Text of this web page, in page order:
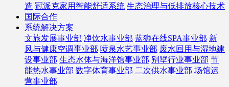
造 冠派克家用智能舒适系统 生态治理与低排放核心技术
国际合作
系统解决方案
文旅发展事业部 净饮水事业部 蓝狮在线SPA事业部 新
风与健康空调事业部 喷泉水艺事业部 废水回用与湿地建
设事业部 生态水体与海洋馆事业部 别墅行业事业部 节
能热水事业部 数字体育事业部 二次供水事业部 场馆运
营事业部